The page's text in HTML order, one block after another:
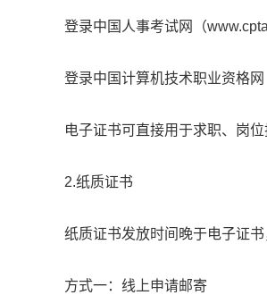
登录中国人事考试网（
登录中国计算机技术职业资格
电子证书可直接用于求职、岗
2.纸质证书
纸质证书发放时间晚于电子证
方式一：线上申请邮寄